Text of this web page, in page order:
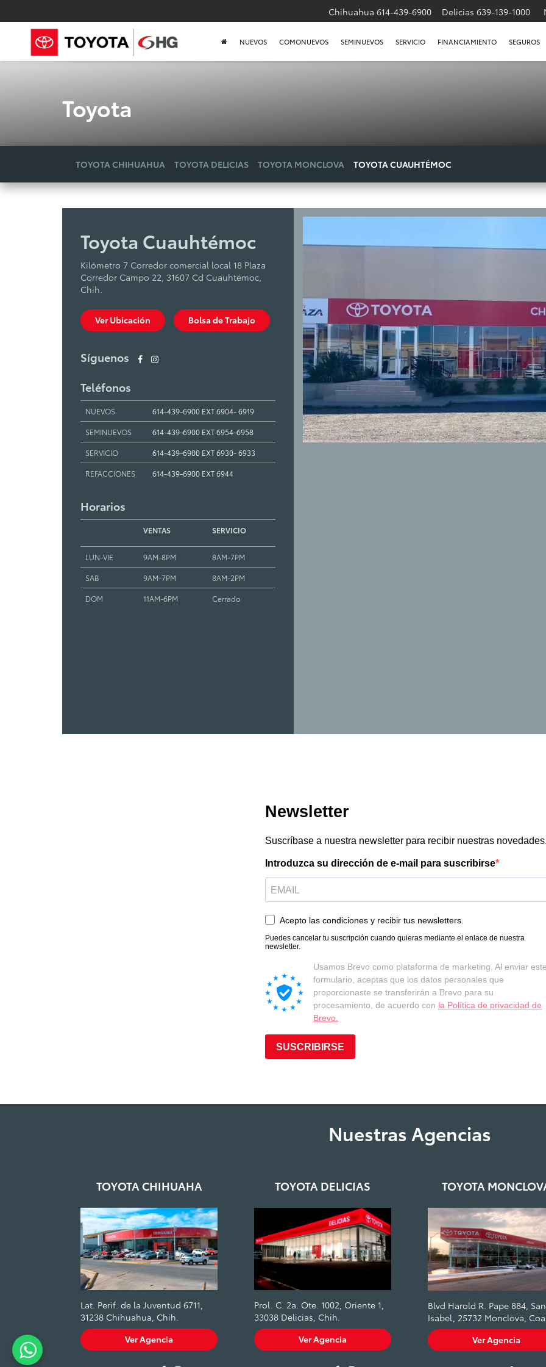
Chihuahua 614-439-6900 Delicias 639-139-1000
NUEVOS COMONUEVOS SEMINUEVOS SERVICIO FINANCIAMIENTO SEGUROS
Toyota
TOYOTA CHIHUAHUA TOYOTA DELICIAS TOYOTA MONCLOVA TOYOTA CUAUHTÉMOC
Toyota Cuauhtémoc
Kilómetro 7 Corredor comercial local 18 Plaza
Corredor Campo 22, 31607 Cd Cuauhtémoc,
Chih.
Ver Ubicación Bolsa de Trabajo
Síguenos
Teléfonos
NUEVOS
614-439-6900 EXT 6904- 6919
SEMINUEVOS
614-439-6900 EXT 6954-6958
SERVICIO
614-439-6900 EXT 6930- 6933
REFACCIONES
614-439-6900 EXT 6944
Horarios
VENTAS SERVICIO
LUN-VIE 9AM-8PM
8AM-7PM
SAB
9AM-7PM
8AM-2PM
DOM
11AM-6PM Cerrado
Nuestras Agencias
TOYOTA CHIHUAHA
Lat. Perif. de la Juventud 6711,
31238 Chihuahua, Chih.
Ver Agencia
TOYOTA DELICIAS
Prol. C. 2a. Ote. 1002, Oriente 1,
33038 Delicias, Chih.
Ver Agencia
TOYOTA
Blvd Harold R. Pape 884,
Isabel, 25732 Monclova,
Ver Agencia